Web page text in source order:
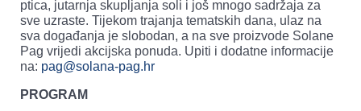
ptica, jutarnja skupljanja soli i još mnogo sadržaja za
sve uzraste. Tijekom trajanja tematskih dana, ulaz na
sva događanja je slobodan, a na sve proizvode Solane
Pag vrijedi akcijska ponuda. Upiti i dodatne informacije
na: pag@solana-pag.hr
PROGRAM